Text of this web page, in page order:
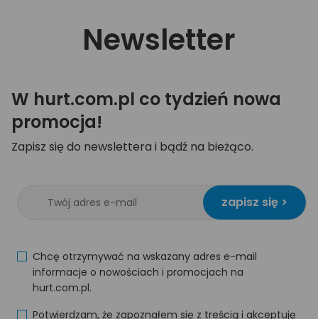
Newsletter
W hurt.com.pl co tydzień nowa
promocja!
Zapisz się do newslettera i bądź na bieżąco.
zapisz się >
Chcę otrzymywać na wskazany adres e-mail
informacje o nowościach i promocjach na
hurt.com.pl.
Potwierdzam, że zapoznałem się z treścią i akceptuję